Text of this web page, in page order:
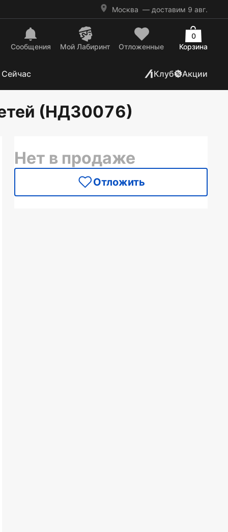
Москва — доставим 9 авг.
Сообщения Mой Лабиринт Отложенные Корзина
0
Клуб Акции
(НД30076)
Нет в продаже
Отложить